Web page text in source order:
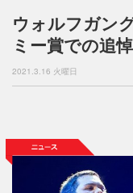
ウォルフガン
ミー賞での追
2021.3.16 火曜日